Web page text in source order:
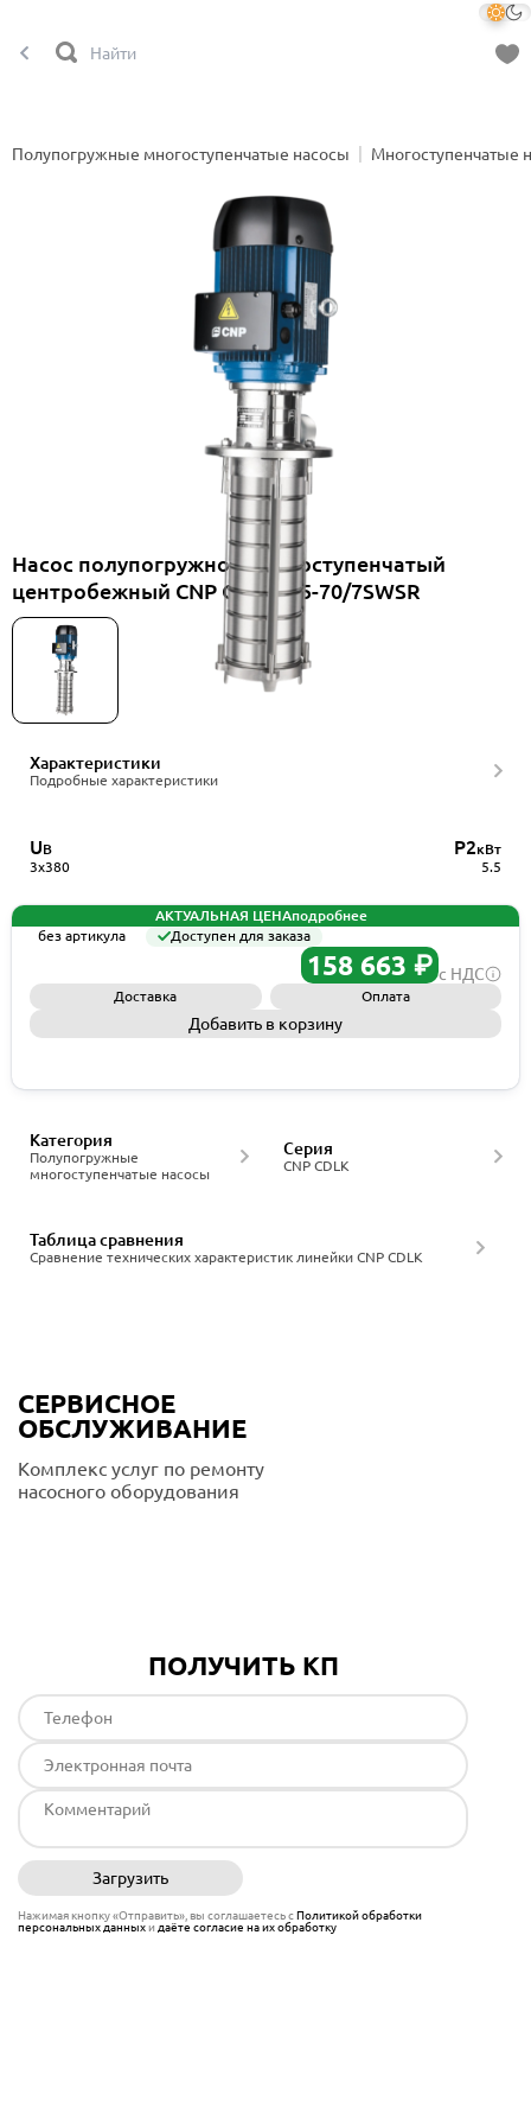
Полупогружные многоступенчатые насосы Многоступенчатые
Насос полупогружной многоступенчатый
центробежный CNP CDLKF15-70/7SWSR
Характеристики
Подробные характеристики
UВ
3x380
P2кВт
5.5
АКТУАЛЬНАЯ ЦЕНАподробнее
без артикула
Доступен для заказа
158 663 ₽ с НДС
Доставка Оплата
Добавить в корзину
Полупогружные
многоступенчатые насосы
Категория
CNP CDLK
Серия
Сравнение технических характеристик линейки CNP CDLK
Таблица сравнения
СЕРВИСНОЕ
ОБСЛУЖИВАНИЕ
Комплекс услуг по ремонту
насосного оборудования
ПОЛУЧИТЬ КП
Загрузить
Нажимая кнопку «Отправить», вы соглашаетесь сПолитикой обработки
персональных данныхи даёте согласие на их обработку